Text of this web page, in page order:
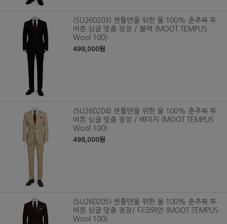
(SU260203) 젠틀맨을 위한 울 100% 춘추복 투
버튼 싱글 맞춤 정장 / 블랙 (MOOT TEMPUS
Wool 100)
498,000원
(SU260204) 젠틀맨을 위한 울 100% 춘추복 투
버튼 싱글 맞춤 정장 / 베이지 (MOOT TEMPUS
Wool 100)
498,000원
(SU260205) 젠틀맨을 위한 울 100% 춘추복 투
버튼 싱글 맞춤 정장/ 다크와인 (MOOT TEMPUS
Wool 100)